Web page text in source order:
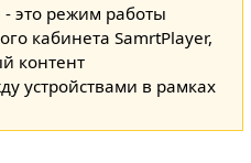
это режим работы
кабинета SamrtPlayer,
контент
устройствами в рамках